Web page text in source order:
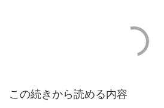
この続きから読める内容